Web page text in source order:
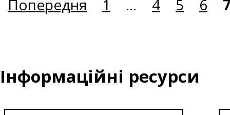
Попередня 1 ... 4 5 6
Інформаційні ресурси